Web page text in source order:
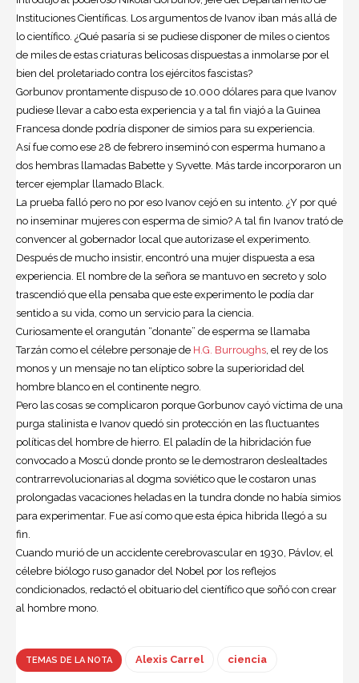
Instituciones Científicas. Los argumentos de Ivanov iban más allá de
lo científico. ¿Qué pasaría si se pudiese disponer de miles o cientos
de miles de estas criaturas belicosas dispuestas a inmolarse por el
bien del proletariado contra los ejércitos fascistas?
Gorbunov prontamente dispuso de 10.000 dólares para que Ivanov
pudiese llevar a cabo esta experiencia y a tal fin viajó a la Guinea
Francesa donde podría disponer de simios para su experiencia.
Así fue como ese 28 de febrero inseminó con esperma humano a
dos hembras llamadas Babette y Syvette. Más tarde incorporaron un
tercer ejemplar llamado Black.
La prueba falló pero no por eso Ivanov cejó en su intento. ¿Y por qué
no inseminar mujeres con esperma de simio? A tal fin Ivanov trató de
convencer al gobernador local que autorizase el experimento.
Después de mucho insistir, encontró una mujer dispuesta a esa
experiencia. El nombre de la señora se mantuvo en secreto y solo
trascendió que ella pensaba que este experimento le podía dar
sentido a su vida, como un servicio para la ciencia.
Curiosamente el orangután “donante” de esperma se llamaba
Tarzán como el célebre personaje de H.G. Burroughs, el rey de los
monos y un mensaje no tan elíptico sobre la superioridad del
hombre blanco en el continente negro.
Pero las cosas se complicaron porque Gorbunov cayó víctima de una
purga stalinista e Ivanov quedó sin protección en las fluctuantes
políticas del hombre de hierro. El paladín de la hibridación fue
convocado a Moscú donde pronto se le demostraron deslealtades
contrarrevolucionarias al dogma soviético que le costaron unas
prolongadas vacaciones heladas en la tundra donde no había simios
para experimentar. Fue así como que esta épica hibrida llegó a su
fin.
Cuando murió de un accidente cerebrovascular en 1930, Pávlov, el
célebre biólogo ruso ganador del Nobel por los reflejos
condicionados, redactó el obituario del científico que soñó con crear
al hombre mono.
TEMAS DE LA NOTA Alexis Carrel ciencia